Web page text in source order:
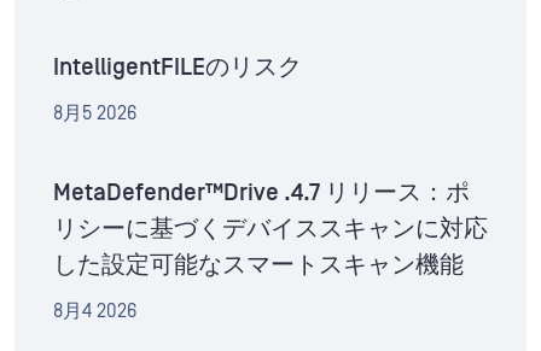
IntelligentFILEのリスク
8月5 2026
MetaDefender™Drive .4.7 リリース：ポ
リシーに基づくデバイススキャンに対応
した設定可能なスマートスキャン機能
8月4 2026